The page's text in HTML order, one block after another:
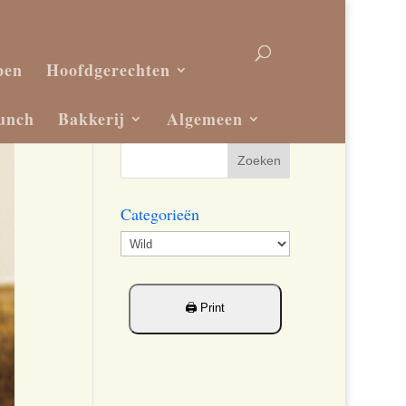
Hoofdgerechten
Bakkerij Algemeen
Categorieën
Categorieën